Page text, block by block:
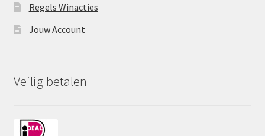
Regels Winacties
Jouw Account
Veilig betalen